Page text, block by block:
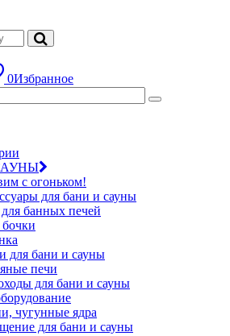
0Избранное
с огоньком!
для бани и сауны
банных печей
для бани и сауны
печи
для бани и сауны
чугунные ядра
для бани и сауны